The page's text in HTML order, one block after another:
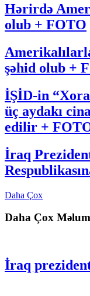
Hərirdə
olub + FOTO
şəhid olub +
İŞİD-in
üç aydakı
edilir +
İraq
Daha Çox
Daha Çox
İraq